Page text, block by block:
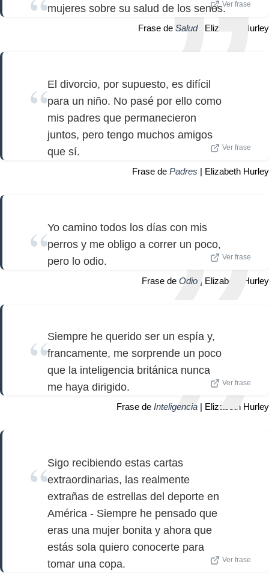
mujeres sobre su salud de los senos.Ver frase
Frase de Salud| Elizabeth Hurley
El divorcio, por supuesto, es difícil
para un niño. No pasé por ello como
mis padres que permanecieron
juntos, pero tengo muchos amigos
que sí.
Ver frase
Frase de Padres | Elizabeth Hurley
Yo camino todos los días con mis
perros y me obligo a correr un poco,
pero lo odio.
Ver frase
Frase de Odio | Elizabeth Hurley
Siempre he querido ser un espía y,
francamente, me sorprende un poco
que la inteligencia británica nunca
me haya dirigido.
Ver frase
Frase de Inteligencia | Elizabeth Hurley
Sigo recibiendo estas cartas
extraordinarias, las realmente
extrañas de estrellas del deporte en
América - Siempre he pensado que
eras una mujer bonita y ahora que
estás sola quiero conocerte para
tomar una copa.
Ver frase